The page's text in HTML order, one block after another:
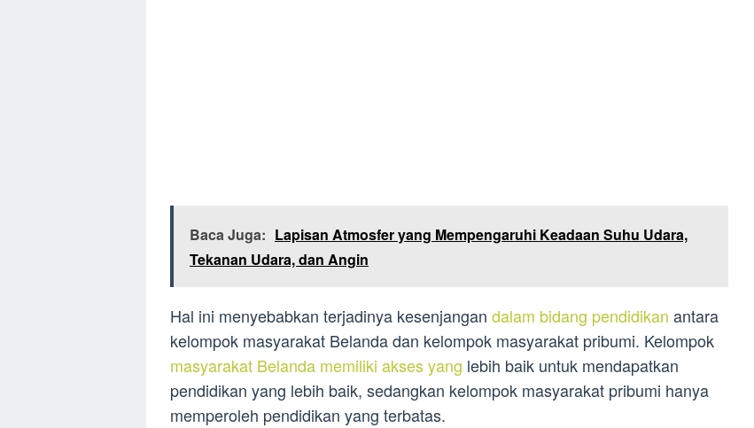
Baca Juga: Lapisan Atmosfer yang Mempengaruhi Keadaan Suhu Udara,
Tekanan Udara, dan Angin
Hal ini menyebabkan terjadinya kesenjangan dalam bidang pendidikan antara
kelompok masyarakat Belanda dan kelompok masyarakat pribumi. Kelompok
masyarakat Belanda memiliki akses yang lebih baik untuk mendapatkan
pendidikan yang lebih baik, sedangkan kelompok masyarakat pribumi hanya
memperoleh pendidikan yang terbatas.